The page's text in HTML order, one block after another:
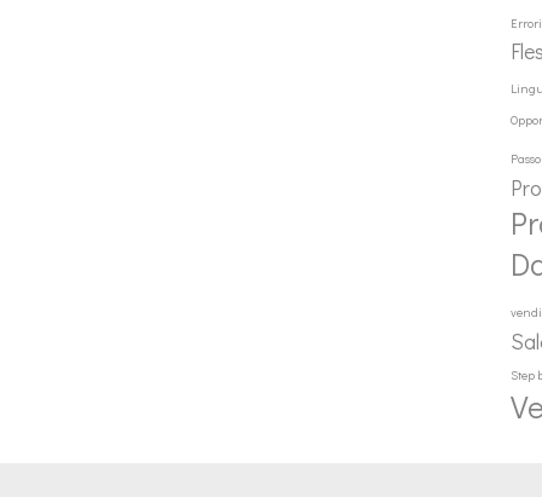
Errori
Passo
Step